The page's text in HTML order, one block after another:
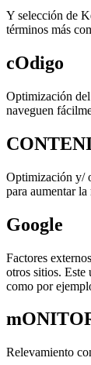
Y selección de
términos más
cOdigo
Optimización del
naveguen
Optimización y/
para aumentar
Google
Factores
otros sitios. Este
como por
Relevamiento